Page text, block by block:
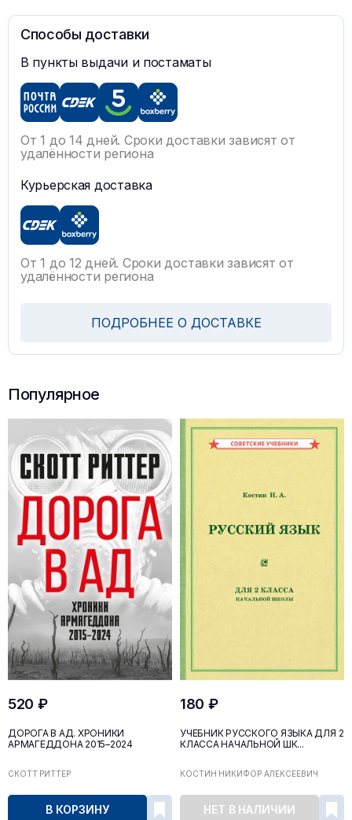
Способы доставки
В пункты выдачи и постаматы
От 1 до 14 дней. Сроки доставки зависят от
удалённости региона
Курьерская доставка
От 1 до 12 дней. Сроки доставки зависят от
удалённости региона
ПОДРОБНЕЕ О ДОСТАВКЕ
Популярное
520 ₽
ДОРОГА В АД. ХРОНИКИ
АРМАГЕДДОНА 2015–2024
СКОТТ РИТТЕР
В КОРЗИНУ
180 ₽
УЧЕБНИК РУССКОГО ЯЗЫКА ДЛЯ 2
КЛАССА НАЧАЛЬНОЙ ШК...
КОСТИН НИКИФОР АЛЕКСЕЕВИЧ
НЕТ В НАЛИЧИИ